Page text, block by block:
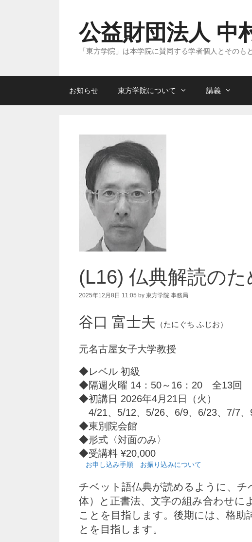
ッ
公益財団法人 中
「東方学院」は本学院に賛同する学者個人とその
お知らせ 東方学院について 講義
(L16) 仏典解読の
2025年12月8日 11:05 by 東方学院 事務局
谷口 富士夫 （たにぐち ふじお）
元名古屋女子大学教授
◆レベル 初級
◆隔週火曜 14：50～16：20 全13回
◆初講日 2026年4月21日（火）
4/21、5/12、5/26、6/9、6/23、7/7
◆東別院会館
◆形式〈対面のみ〉
◆受講料 ¥20,000
お申し込み手順 お振り込みについて
チベット語仏典が読めるように、
体）と正書法、文字の組み合わせ
ことを目指します。後期には、格助
とを目指します。